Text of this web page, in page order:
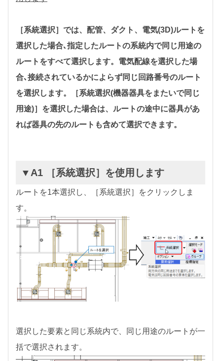
［系統選択］では、配管、ダクト、電気(3D)ルートを
選択した場合､指定したルートの系統内で同じ用途の
ルートをすべて選択します。電気配線を選択した場
合､接続されているかによらず同じ回路番号のルート
を選択します。［系統選択(機器器具をまたいで同じ
用途)］を選択した場合は、ルートの途中に器具があ
れば器具の先のルートも含めて選択できます。
▼A1 ［系統選択］を使用します
ルートを1本選択し、［系統選択］をクリックしま
す。
選択した要素と同じ系統内で、同じ用途のルートが一
括で選択されます。